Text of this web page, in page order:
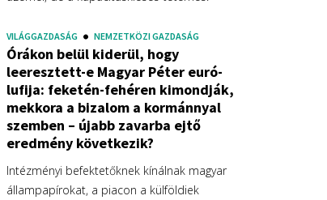
VILÁGGAZDASÁG NEMZETKÖZI GAZDASÁG
Órákon belül kiderül, hogy
leeresztett-e Magyar Péter euró-
lufija: feketén-fehéren kimondják,
mekkora a bizalom a kormánnyal
szemben – újabb zavarba ejtő
eredmény következik?
Intézményi befektetőknek kínálnak magyar
állampapírokat, a piacon a külföldiek